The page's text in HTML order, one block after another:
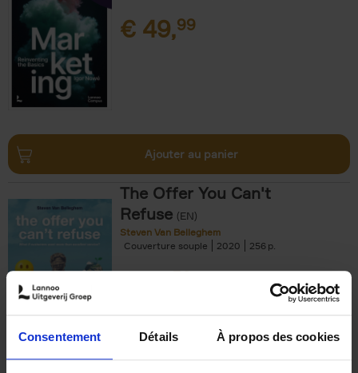
Consentement Détails À propos des cookies
€ 49,99
Ajouter au panier
The Offer You Can't
Refuse (EN)
Steven Van Belleghem
Couverture souple
2020 256
€37,50